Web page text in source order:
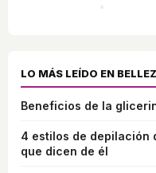
LO MÁS LEÍDO EN
Beneficios de la
4 estilos de depilación
que dicen de él